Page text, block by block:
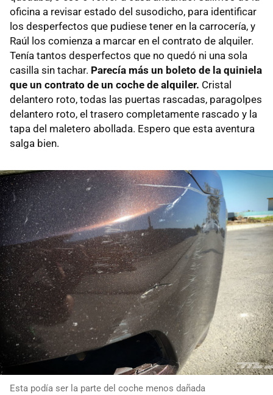
oficina a revisar estado del susodicho, para identificar
los desperfectos que pudiese tener en la carrocería, y
Raúl los comienza a marcar en el contrato de alquiler.
Tenía tantos desperfectos que no quedó ni una sola
casilla sin tachar. Parecía más un boleto de la quiniela
que un contrato de un coche de alquiler. Cristal
delantero roto, todas las puertas rascadas, paragolpes
delantero roto, el trasero completamente rascado y la
tapa del maletero abollada. Espero que esta aventura
salga bien.
Esta podía ser la parte del coche menos dañada